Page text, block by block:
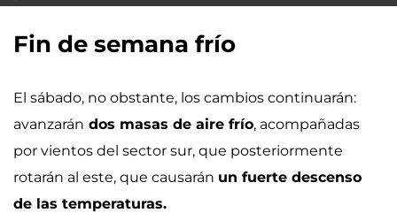
Fin de semana frío
El sábado, no obstante, los cambios continuarán:
avanzarán dos masas de aire frío, acompañadas
por vientos del sector sur, que posteriormente
rotarán al este, que causarán un fuerte descenso
de las temperaturas.